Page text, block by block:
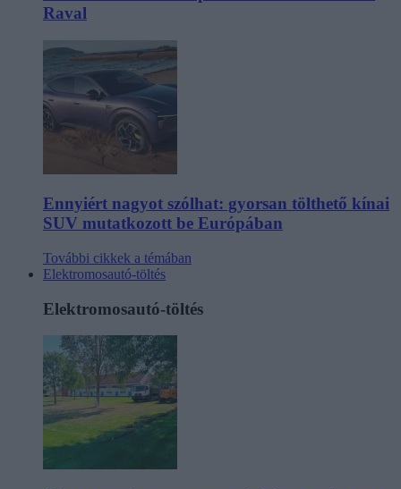
Raval
Ennyiért nagyot szólhat: gyorsan tölthető kínai
SUV mutatkozott be Európában
További cikkek a témában
Elektromosautó-töltés
Elektromosautó-töltés